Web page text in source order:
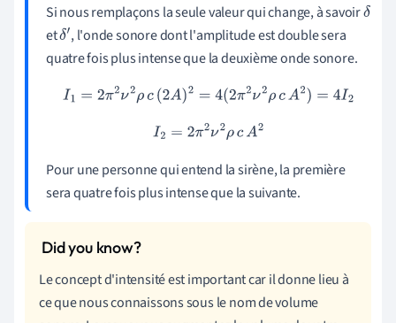
Si nous remplaçons la seule valeur qui change, à savoirδ
etδ′, l'onde sonore dont l'amplitude est double sera
quatre fois plus intense que la deuxième onde sonore.
I1=2π2ν2ρc(2A) 2=4(2π2ν2ρcA2)=4I2
I2= 2π2ν2ρcA2
Pour une personne qui entend la sirène, la première
sera quatre fois plus intense que la suivante.
Le concept d'intensité est important car il donne lieu à
ce que nous connaissons sous le nom de volume